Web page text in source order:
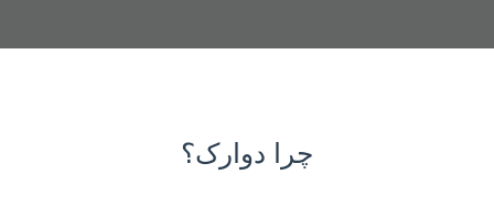
چرا دوارک؟